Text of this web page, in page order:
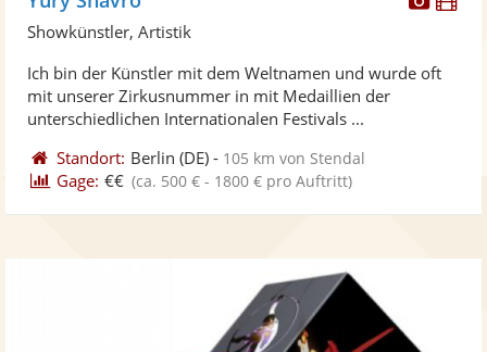
Fotos
Showkünstler, Artistik
Ich bin der Künstler mit dem Weltnamen und wurde oft
mit unserer Zirkusnummer in mit Medaillien der
unterschiedlichen Internationalen Festivals ...
Standort: Berlin (DE) - 105 km von Stendal
Gage: €€ (ca. 500 € - 1800 € pro Auftritt)